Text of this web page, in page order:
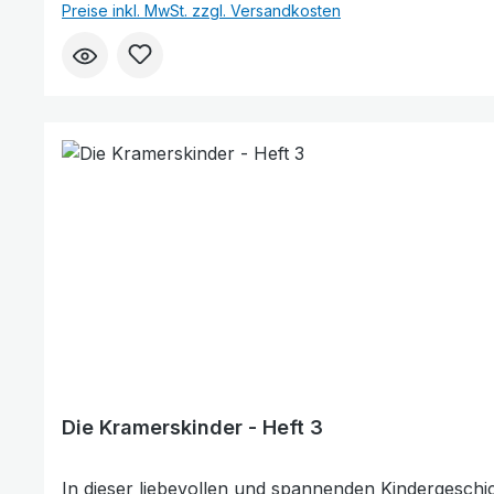
Zusammenhalt Kindgerechte Vermittlung
Ideal zum Vorlesen oder für erste eigene Leseerfahrungen Wie gefällt Ihnen unser Produkt? ★★★★★ Geben Sie eine Bewertung ab und
Preise inkl. MwSt. zzgl. Versandkosten
Die Kramerskinder - Heft 3
In dieser liebevollen und spannenden Kindergeschichte erleben